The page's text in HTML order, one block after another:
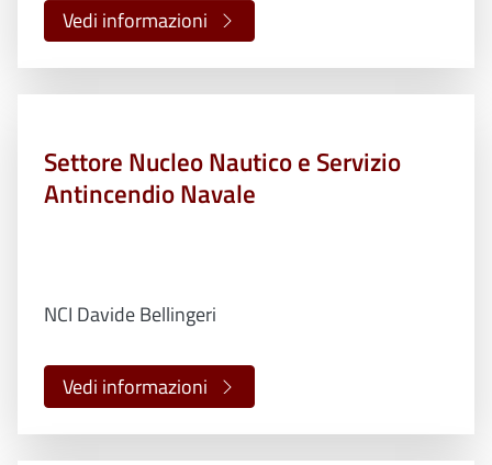
Vedi informazioni
Settore Nucleo Nautico e Servizio
Antincendio Navale
NCI Davide Bellingeri
Vedi informazioni